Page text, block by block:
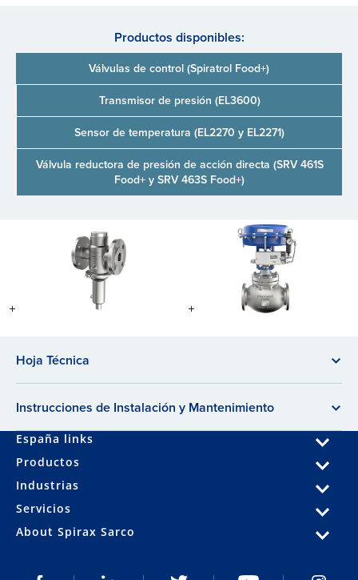
Productos disponibles:
Válvulas de control (Spiratrol Food+)
Transmisor de presión (EL3600)
Sensor de temperatura (EL2270 y EL2271)
Válvula reductora de presión de acción directa (SRV 461S
Food+ y SRV 463S Food+)
Hoja Técnica
Instrucciones de Instalación y Mantenimiento
España links
Productos
Industrias
Servicios
About Spirax Sarco